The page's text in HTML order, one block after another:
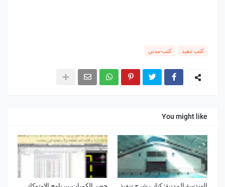
كتب تنفيذ كتب-مدني
You might like